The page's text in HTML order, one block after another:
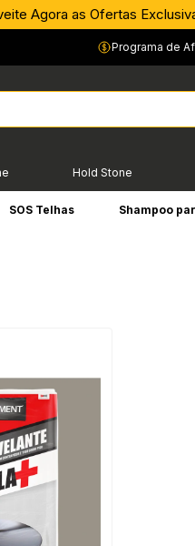
Agora as Ofertas
Programa de
Hold Stone
SOS Telhas Shampoo